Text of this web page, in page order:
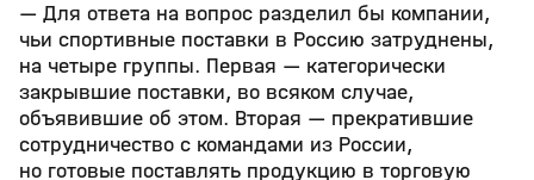
— Для ответа на вопрос разделил бы компании,
чьи спортивные поставки в Россию затруднены,
на четыре группы. Первая — категорически
закрывшие поставки, во всяком случае,
объявившие об этом. Вторая — прекратившие
сотрудничество с командами из России,
но готовые поставлять продукцию в торговую